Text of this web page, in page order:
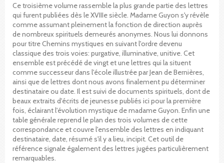
Ce troisième volume rassemble la plus grande partie des lettres
qui furent publiées dès le XVIIIe siècle. Madame Guyon s'y révèle
comme assumant pleinement la fonction de direction auprès
de nombreux spirituels demeurés anonymes. Nous lui donnons
pour titre Chemins mystiques en suivant l'ordre devenu
classique des trois voies: purgative, illuminative, unitive. Cet
ensemble est précédé de vingt et une lettres qui la situent
comme successeur dans l'école illustrée par Jean de Bernières,
ainsi que de lettres dont nous avons finalement pu déterminer
destinataire ou date. Il est suivi de documents spirituels, dont de
beaux extraits d'écrits de jeunesse publiés ici pour la première
fois, éclairant l'évolution mystique de madame Guyon. Enfin une
table générale reprend le plan des trois volumes de cette
correspondance et couvre l'ensemble des lettres en indiquant
destinataire, date, résumé s'il y a lieu, incipit. Cet outil de
référence signale également des lettres jugées particulièrement
remarquables.